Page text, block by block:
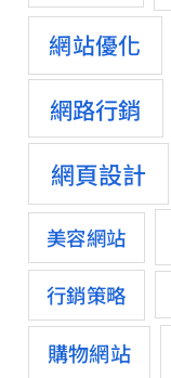
網站優化
網路行銷
網頁設計
美容網站
行銷策略
購物網站